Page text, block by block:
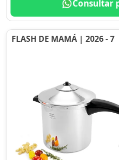
Consultar
FLASH DE MAMÁ | 2026 - 7